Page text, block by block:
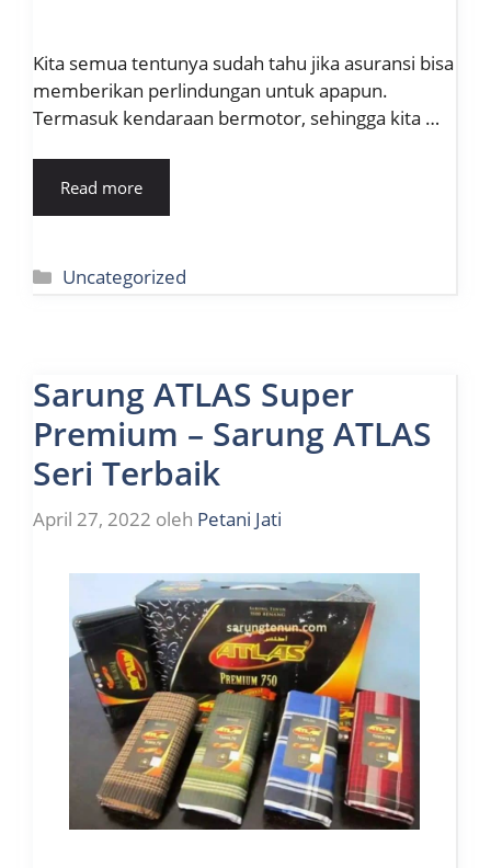
Kita semua tentunya sudah tahu jika asuransi bisa
memberikan perlindungan untuk apapun.
Termasuk kendaraan bermotor, sehingga kita …
Read more
Kategori
Uncategorized
Sarung ATLAS Super
Premium – Sarung ATLAS
Seri Terbaik
April 27, 2022 oleh Petani Jati